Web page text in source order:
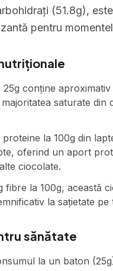
(51.8g),
pentru
conține aproximativ
majoritatea saturate din
proteine la 100g din
oferind un aport
ciocolate.
fibre la 100g, această
la sațietate pe
sănătate
la un baton